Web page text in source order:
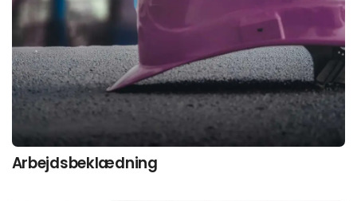
Arbejds­beklædning